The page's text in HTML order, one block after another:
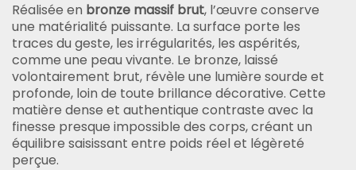
Réalisée en bronze massif brut, l’œuvre conserve
une matérialité puissante. La surface porte les
traces du geste, les irrégularités, les aspérités,
comme une peau vivante. Le bronze, laissé
volontairement brut, révèle une lumière sourde et
profonde, loin de toute brillance décorative. Cette
matière dense et authentique contraste avec la
finesse presque impossible des corps, créant un
équilibre saisissant entre poids réel et légèreté
perçue.